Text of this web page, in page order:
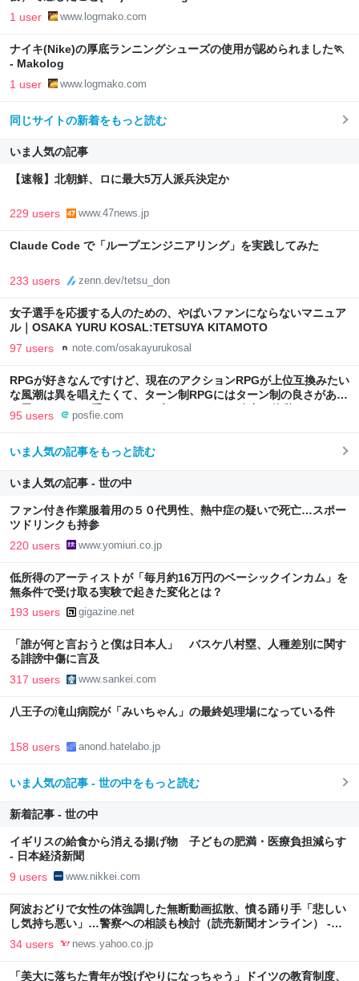
1 user www.logmako.com
ナイキ(Nike)の厚底ランニングシューズの使用が認められました🏃
- Makolog
1 user www.logmako.com
同じサイトの新着をもっと読む
いま人気の記事
【速報】北朝鮮、ロに最大5万人派兵決定か
229 users www.47news.jp
Claude Code で「ループエンジニアリング」を実践してみた
233 users zenn.dev/tetsu_don
女子選手を応援する人のための、やばいファンにならないマニュア
ル｜OSAKA YURU KOSAL:TETSUYA KITAMOTO
97 users note.com/osakayurukosal
RPGが好きなんですけど、現在のアクションRPGが上位互換みたい
な風潮は異を唱えたくて、ターン制RPGにはターン制の良さがある
と思ってます 一手をじっくり考えられたり、途中で休憩したりでき
るのがターン制の良さじゃないですか もっとターン制を煮詰めて欲
(´・ω・｀)」
95 users posfie.com
いま人気の記事をもっと読む
いま人気の記事 - 世の中
ファン付き作業服着用の５０代男性、熱中症の疑いで死亡…スポー
ツドリンクも持参
220 users www.yomiuri.co.jp
低所得のアーティストが「毎月約16万円のベーシックインカム」を
無条件で受け取る実験で起きた変化とは？
193 users gigazine.net
「誰が何と言おうと僕は日本人」 バスケ八村塁、人種差別に関す
る誹謗中傷に言及
317 users www.sankei.com
八王子の滝山病院が「みいちゃん」の最終処理場になっている件
158 users anond.hatelabo.jp
いま人気の記事 - 世の中をもっと読む
新着記事 - 世の中
イギリスの給食から消える揚げ物 子どもの肥満・医療負担減らす
- 日本経済新聞
9 users www.nikkei.com
阿波おどりで女性の体強調した無断動画拡散、憤る踊り手「悲しい
し気持ち悪い」…警察への相談も検討（読売新聞オンライン） -
Yahoo!ニュース
34 users news.yahoo.co.jp
「美大に落ちた青年が投げやりになっちゃう」ドイツの教育制度、